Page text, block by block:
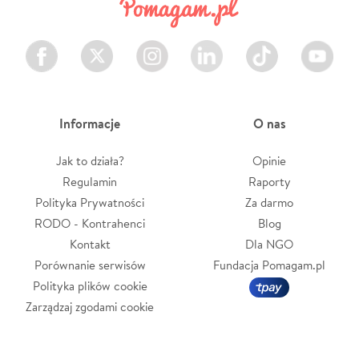
Facebook Twitter Instagram LinkedIn TikTok Youtube
Informacje
Jak to działa?
Regulamin
Polityka Prywatności
RODO - Kontrahenci
Kontakt
Porównanie serwisów
Polityka plików cookie
Zarządzaj zgodami cookie
O nas
Opinie
Raporty
Za darmo
Blog
Dla NGO
Fundacja Pomagam.pl